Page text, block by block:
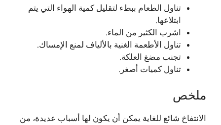
تناول الطعام ببطء لتقليل كمية الهواء التي يتم
ابتلاعها.
اشرب الكثير من الماء.
تناول الأطعمة الغنية بالألياف لمنع الإمساك.
تجنب مضغ العلكة.
تناول كميات أصغر.
ملخص
الانتفاخ شائع للغاية يمكن أن يكون لها أسباب عديدة، من